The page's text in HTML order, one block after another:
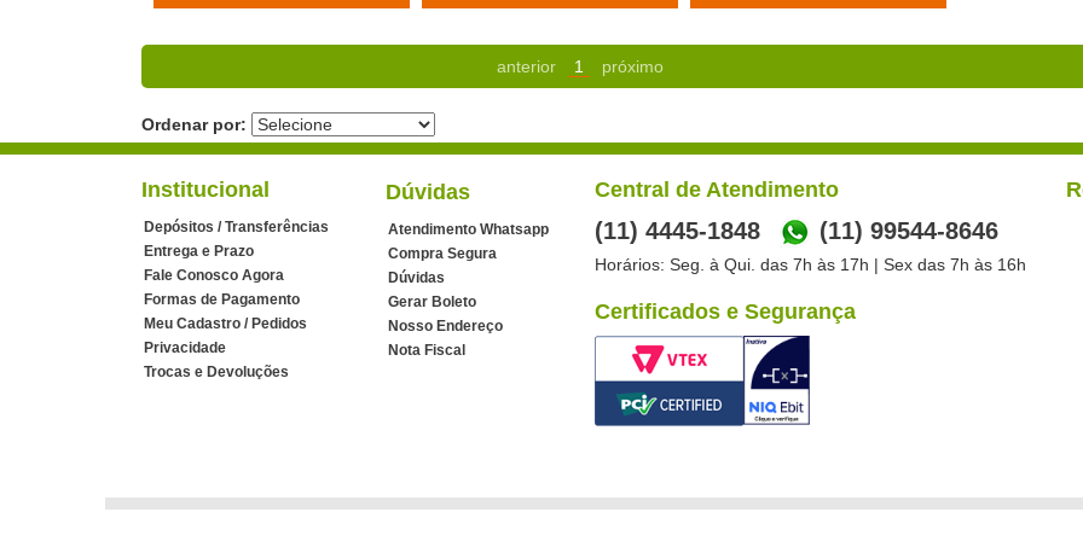
anterior 1 próximo
Ordenar por:
Institucional
Depósitos / Transferências
Entrega e Prazo
Fale Conosco Agora
Formas de Pagamento
Meu Cadastro / Pedidos
Privacidade
Trocas e Devoluções
Dúvidas
Atendimento Whatsapp
Compra Segura
Dúvidas
Gerar Boleto
Nosso Endereço
Nota Fiscal
Central de Atendimento
(11) 4445-1848 (11) 99544-8646
Horários: Seg. à Qui. das 7h às 17h | Sex das 7h às 16h
Certificados e Segurança